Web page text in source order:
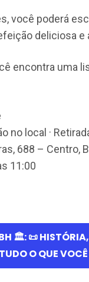
você poderá
deliciosa e
encontra uma
no local ·
688 – Centro,
11:00